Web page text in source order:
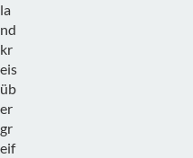
la
nd
kr
eis
üb
er
gr
eif